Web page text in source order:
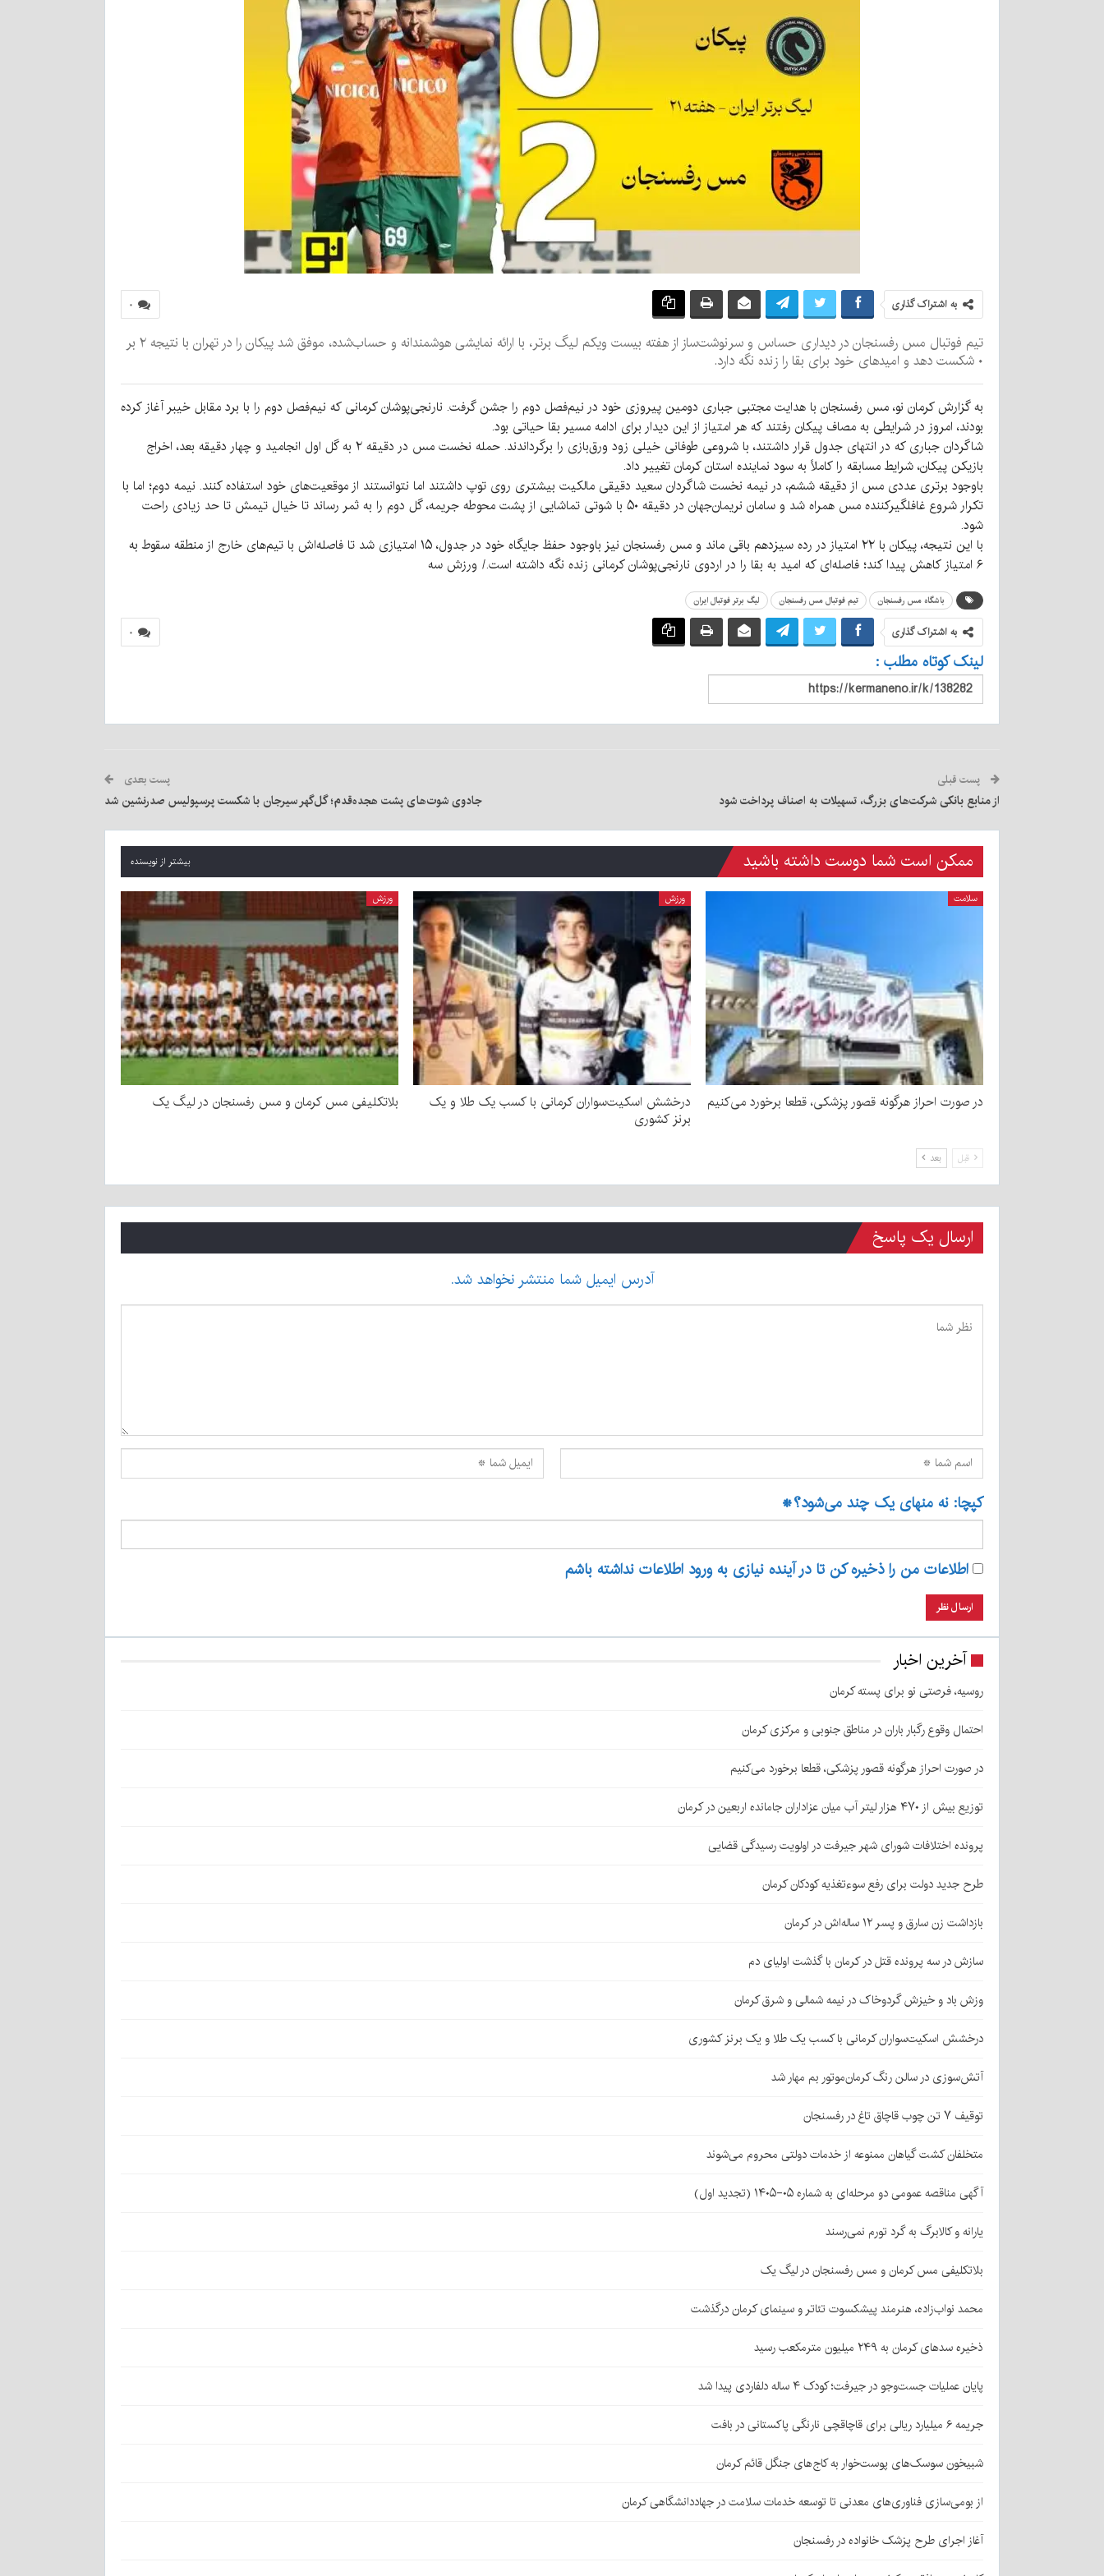
۰ به اشتراک گذاری
تیم فوتبال مس رفسنجان در دیداری حساس و سرنوشت‌ساز از هفته بیست ویکم لیگ برتر، با ارائه نمایشی هوشمندانه و حساب‌شده، موفق شد پیکان را در تهران با نتیجه ۲ بر
۰ شکست دهد و امیدهای خود برای بقا را زنده نگه دارد.
به گزارش کرمان نو، مس رفسنجان با هدایت مجتبی جباری دومین پیروزی خود در نیم‌فصل دوم را جشن گرفت. نارنجی‌پوشان کرمانی که نیم‌فصل دوم را با برد مقابل خیبر آغاز کرده
بودند، امروز در شرایطی به مصاف پیکان رفتند که هر امتیاز از این دیدار برای ادامه مسیر بقا حیاتی بود.
شاگردان جباری که در انتهای جدول قرار داشتند، با شروعی طوفانی خیلی زود ورق‌بازی را برگرداندند. حمله نخست مس در دقیقه ۲ به گل اول انجامید و چهار دقیقه بعد، اخراج
بازیکن پیکان، شرایط مسابقه را کاملاً به سود نماینده استان کرمان تغییر داد.
باوجود برتری عددی مس از دقیقه ششم، در نیمه نخست شاگردان سعید دقیقی مالکیت بیشتری روی توپ داشتند اما نتوانستند از موقعیت‌های خود استفاده کنند. نیمه دوم؛ اما با
تکرار شروع غافلگیرکننده مس همراه شد و سامان نریمان‌جهان در دقیقه ۵۰ با شوتی تماشایی از پشت محوطه جریمه، گل دوم را به ثمر رساند تا خیال تیمش تا حد زیادی راحت
شود.
با این نتیجه، پیکان با ۲۲ امتیاز در رده سیزدهم باقی ماند و مس رفسنجان نیز باوجود حفظ جایگاه خود در جدول، ۱۵ امتیازی شد تا فاصله‌اش با تیم‌های خارج از منطقه سقوط به
۶ امتیاز کاهش پیدا کند؛ فاصله‌ای که امید به بقا را در اردوی نارنجی‌پوشان کرمانی زنده نگه داشته است./ ورزش سه
باشگاه مس رفسنجان تیم فوتبال مس رفسنجان لیگ برتر فوتبال ایران
۰ به اشتراک گذاری
لینک کوتاه مطلب :
پست قبلی
از منابع بانکی شرکت‌های بزرگ، تسهیلات به اصناف پرداخت شود
پست بعدی
جادوی شوت‌های پشت هجده‌قدم؛ گل‌گهر سیرجان با شکست پرسپولیس صدرنشین شد
ممکن است شما دوست داشته باشید بیشتر از نویسنده
سلامت
در صورت احراز هرگونه قصور پزشکی، قطعا برخورد می‌کنیم
ورزش
درخشش اسکیت‌سواران کرمانی با کسب یک طلا و یک
برنز کشوری
ورزش
بلاتکلیفی مس کرمان و مس رفسنجان در لیگ یک
قبل بعد
ارسال یک پاسخ
آدرس ایمیل شما منتشر نخواهد شد.
کپچا: نه منهای یک چند می‌شود؟*
اطلاعات من را ذخیره کن تا در آینده نیازی به ورود اطلاعات نداشته باشم
آخرین اخبار
روسیه، فرصتی نو برای پسته کرمان
احتمال وقوع رگبار باران در مناطق جنوبی و مرکزی کرمان
در صورت احراز هرگونه قصور پزشکی، قطعا برخورد می‌کنیم
توزیع بیش از ۴۷۰ هزار لیتر آب میان عزاداران جامانده اربعین در کرمان
پرونده اختلافات شورای شهر جیرفت در اولویت رسیدگی قضایی
طرح جدید دولت برای رفع سوءتغذیه کودکان کرمان
بازداشت زن سارق و پسر ۱۲ ساله‌اش در کرمان
سازش در سه پرونده قتل در کرمان با گذشت اولیای دم
وزش باد و خیزش گردوخاک در نیمه شمالی و شرق کرمان
درخشش اسکیت‌سواران کرمانی با کسب یک طلا و یک برنز کشوری
آتش‌سوزی در سالن رنگ کرمان‌موتور بم مهار شد
توقیف ۷ تن چوب قاچاق تاغ در رفسنجان
متخلفان کشت گیاهان ممنوعه از خدمات دولتی محروم می‌شوند
آگهی مناقصه عمومی دو مرحله‌ای به شماره ۰۵-۱۴۰۵ (تجدید اول)
یارانه و کالابرگ به گرد تورم نمی‌رسند
بلاتکلیفی مس کرمان و مس رفسنجان در لیگ یک
محمد نواب‌زاده، هنرمند پیشکسوت تئاتر و سینمای کرمان درگذشت
ذخیره سدهای کرمان به ۲۴۹ میلیون مترمکعب رسید
پایان عملیات جست‌وجو در جیرفت؛ کودک ۴ ساله دلفاردی پیدا شد
جریمه ۶ میلیارد ریالی برای قاچاقچی نارنگی پاکستانی در بافت
شبیخون سوسک‌های پوست‌خوار به کاج‌های جنگل قائم کرمان
از بومی‌سازی فناوری‌های معدنی تا توسعه خدمات سلامت در جهاددانشگاهی کرمان
آغاز اجرای طرح پزشک خانواده در رفسنجان